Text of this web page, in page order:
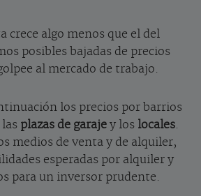
crece algo menos que el del
posibles bajadas de precios
al mercado de trabajo.
los precios por barrios
las plazas de garaje y los locales.
medios de venta y de alquiler,
esperadas por alquiler y
para un inversor prudente.